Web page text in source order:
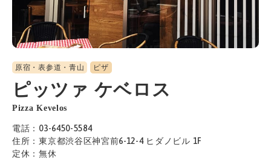
原宿・表参道・青山 ピザ
ピッツァ ケベロス
Pizza Kevelos
電話：03-6450-5584
住所：東京都渋谷区神宮前6-12-4 ヒダノビル 1F
定休：無休